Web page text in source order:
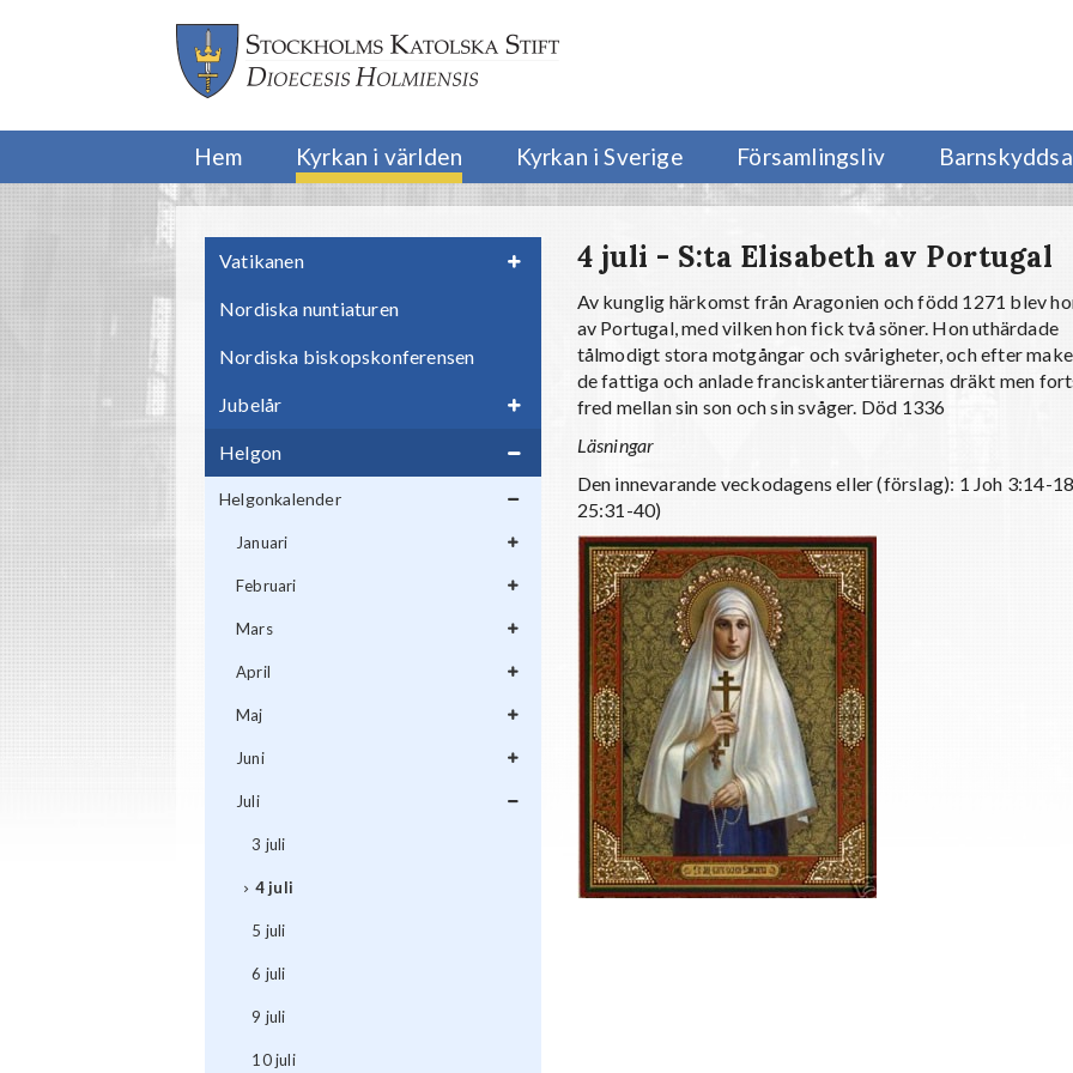
Hem Kyrkan i världen Kyrkan i Sverige Församlingsliv
Vatikanen
Nordiska nuntiaturen
Nordiska biskopskonferensen
Jubelår
Helgon
Helgonkalender
Januari
Februari
Mars
April
Maj
Juni
Juli
3 juli
4 juli
5 juli
6 juli
9 juli
10 juli
4 juli - S:ta Elisabeth av Portugal
Av kunglig härkomst från Aragonien och född 1271 blev
av Portugal, med vilken hon fick två söner. Hon uthärdade
tålmodigt stora motgångar och svårigheter, och efter
de fattiga och anlade franciskantertiärernas dräkt men
fred mellan sin son och sin svåger. Död 1336
Läsningar
Den innevarande veckodagens eller (förslag): 1 Joh
25:31-40)